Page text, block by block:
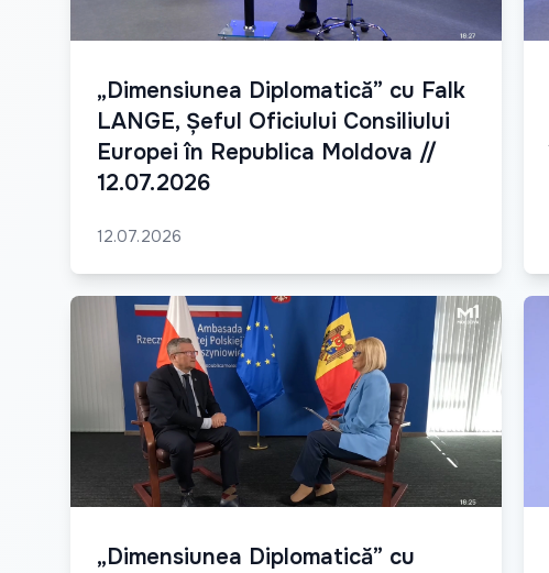
„Dimensiunea Diplomatică” cu Falk
LANGE, Șeful Oficiului Consiliului
Europei în Republica Moldova //
12.07.2026
12.07.2026
„Dimensiunea Diplomatică” cu